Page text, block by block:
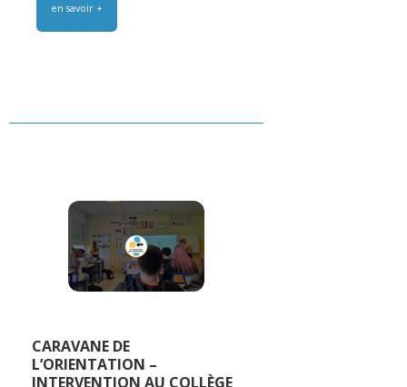
en savoir +
CARAVANE DE
L’ORIENTATION –
INTERVENTION AU COLLÈGE